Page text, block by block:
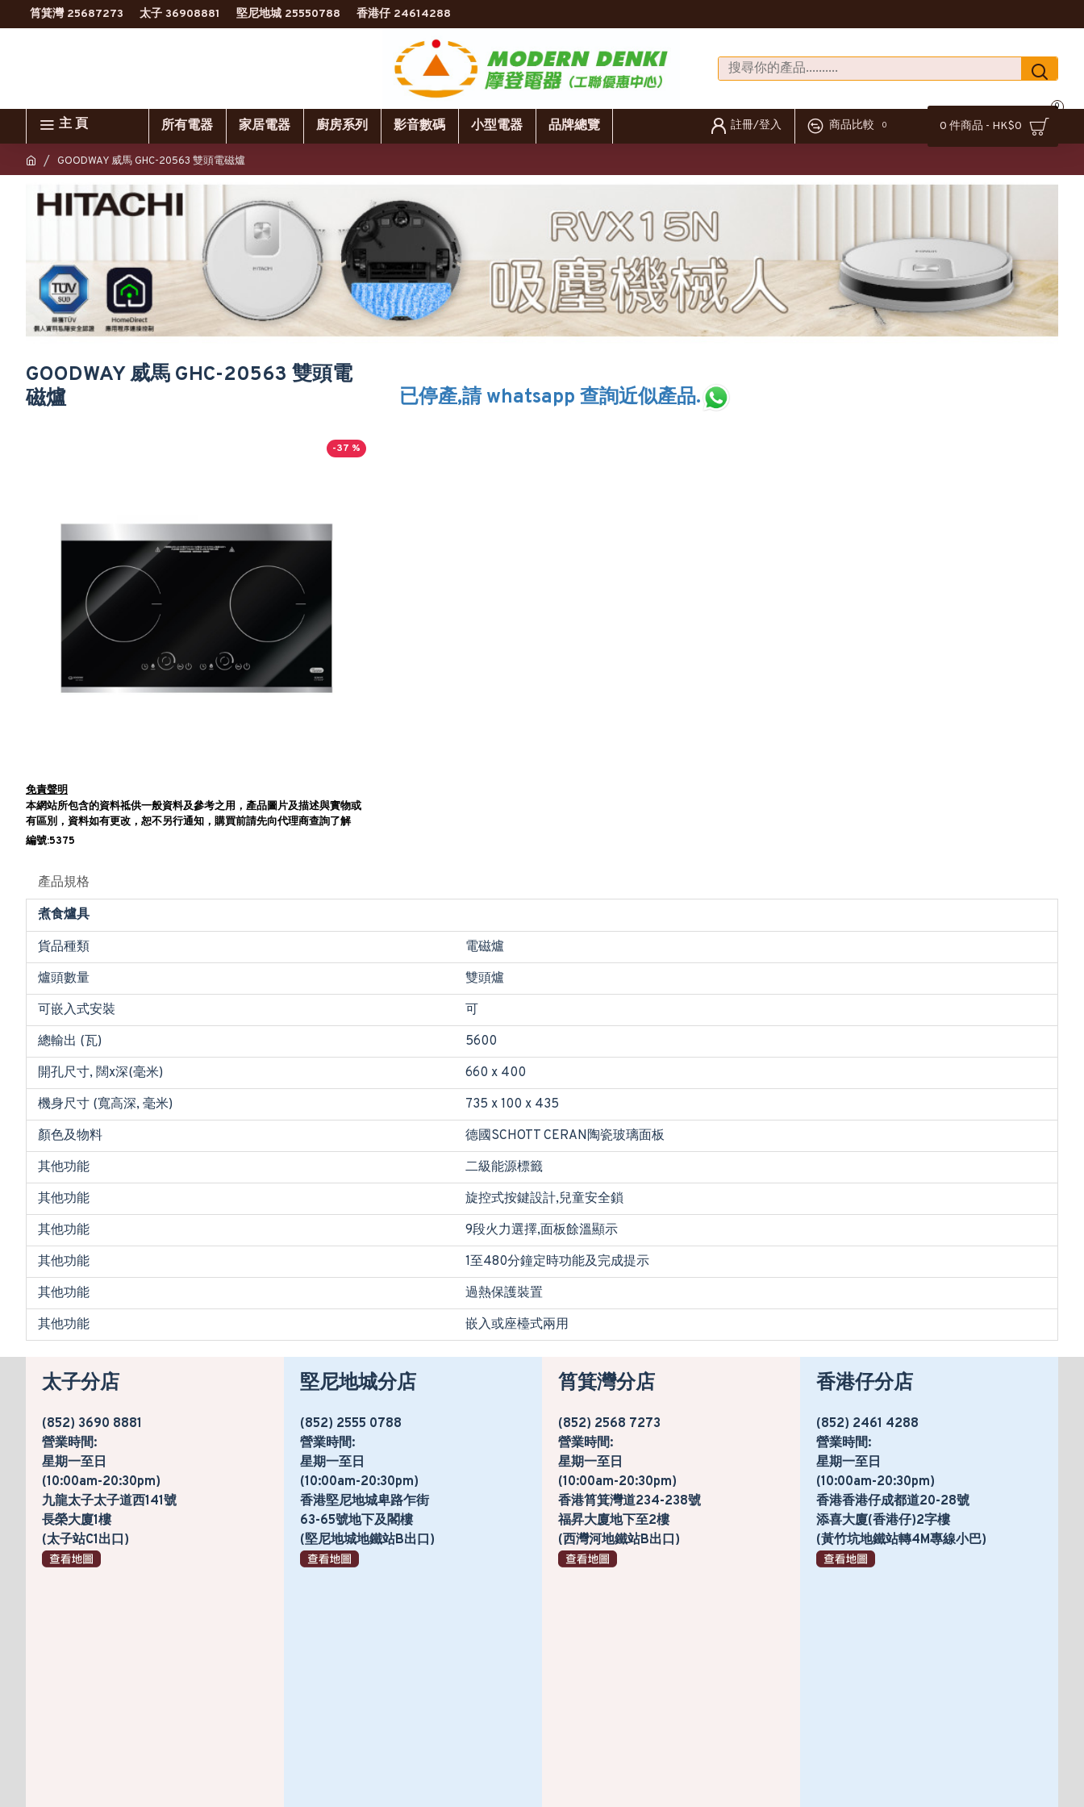
筲箕灣 25687273 太子 36908881 堅尼地城 25550788 香港仔 24614288
主 頁 所有電器 家居電器 廚房系列 影音數碼 小型電器 品牌總覽 註冊/登入 商品比較 0 0 件商品 - HK$0
0
GOODWAY 威馬 GHC-20563 雙頭電磁爐
GOODWAY 威馬 GHC-20563 雙頭電
磁爐
-37 %
免責聲明
本網站所包含的資料祗供一般資料及參考之用，產品圖片及描述與實物或
有區別，資料如有更改，恕不另行通知，購買前請先向代理商查詢了解
編號:5375
已停產,請 whatsapp 查詢近似產品.
產品規格
煮食爐具
貨品種類
電磁爐
爐頭數量
雙頭爐
可嵌入式安裝
可
總輸出 (瓦)
5600
開孔尺寸, 闊x深(毫米)
660 x 400
機身尺寸 (寬高深, 毫米)
735 x 100 x 435
顏色及物料
德國SCHOTT CERAN陶瓷玻璃面板
其他功能
二級能源標籤
其他功能
旋控式按鍵設計,兒童安全鎖
其他功能
9段火力選擇,面板餘溫顯示
其他功能
1至480分鐘定時功能及完成提示
其他功能
過熱保護裝置
其他功能
嵌入或座檯式兩用
太子分店
(852) 3690 8881
營業時間:
星期一至日
(10:00am-20:30pm)
九龍太子太子道西141號
長榮大廈1樓
(太子站C1出口)
堅尼地城分店
(852) 2555 0788
營業時間:
星期一至日
(10:00am-20:30pm)
香港堅尼地城卑路乍街
63-65號地下及閣樓
(堅尼地城地鐵站B出口)
筲箕灣分店
(852) 2568 7273
營業時間:
星期一至日
(10:00am-20:30pm)
香港筲箕灣道234-238號
福昇大廈地下至2樓
(西灣河地鐵站B出口)
香港仔分店
(852) 2461 4288
營業時間:
星期一至日
(10:00am-20:30pm)
香港香港仔成都道20-28號
添喜大廈(香港仔)2字樓
(黃竹坑地鐵站轉4M專線小巴)